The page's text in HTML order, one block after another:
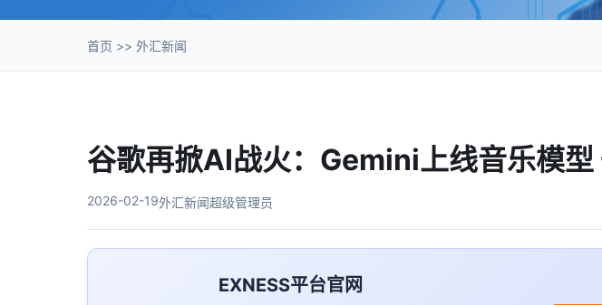
首页 >> 外汇新闻
谷歌再掀AI战火：Gemini上线音乐模型
2026-02-19外汇新闻超级管理员
EXNESS平台官网